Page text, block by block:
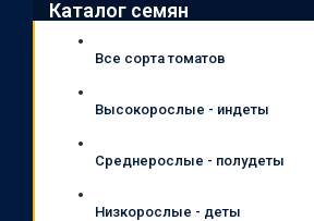
Каталог семян
Все сорта томатов
Высокорослые - индеты
Среднерослые - полудеты
Низкорослые - деты